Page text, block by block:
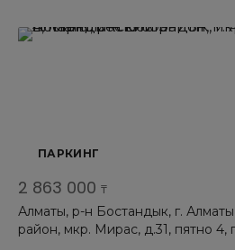
ПАРКИНГ
2 863 000 ₸
Алматы, р-н Бостандык, г.
район, мкр. Мирас, д.31, пятно 4,